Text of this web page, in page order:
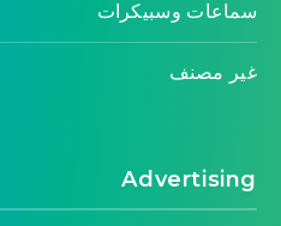
سماعات وسبيكرات
غير مصنف
Advertising